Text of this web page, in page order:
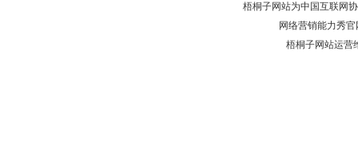
梧桐子网站为中国互联网
网络营销能力秀官
梧桐子网站运营